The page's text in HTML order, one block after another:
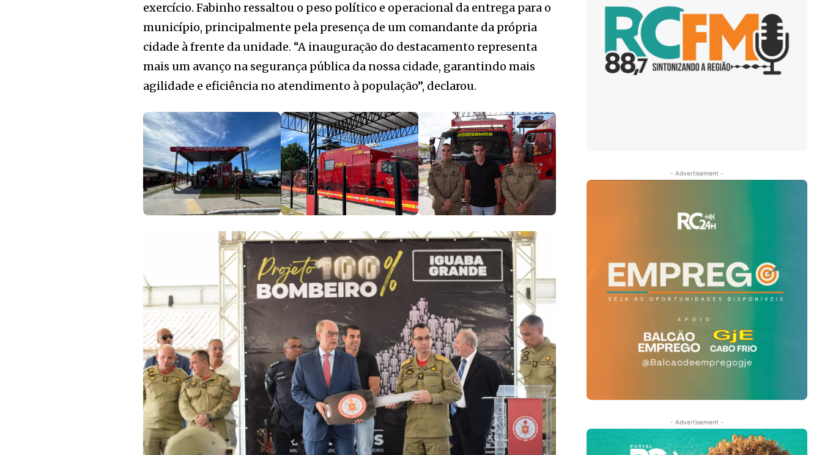
exercício. Fabinho ressaltou o peso político e operacional da entrega para o
município, principalmente pela presença de um comandante da própria
cidade à frente da unidade. “A inauguração do destacamento representa
mais um avanço na segurança pública da nossa cidade, garantindo mais
agilidade e eficiência no atendimento à população”, declarou.
- Advertisement -
- Advertisement -